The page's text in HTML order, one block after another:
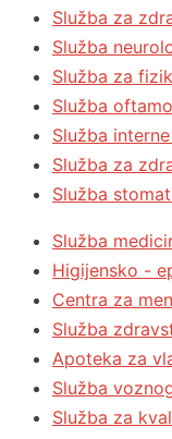
Služba za
Služba
Služba za
Služba
Služba
Služba za
Služba
Služba
Higijensko -
Centra za
Služba
Apoteka za
Služba
Služba za